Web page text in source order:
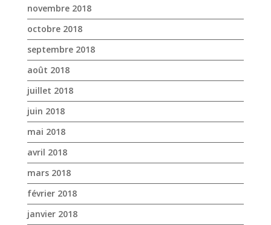
novembre 2018
octobre 2018
septembre 2018
août 2018
juillet 2018
juin 2018
mai 2018
avril 2018
mars 2018
février 2018
janvier 2018